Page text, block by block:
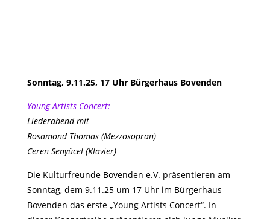
Sonntag, 9.11.25, 17 Uhr Bürgerhaus Bovenden
Young Artists Concert:
Liederabend mit
Rosamond Thomas (Mezzosopran)
Ceren Senyücel (Klavier)
Die Kulturfreunde Bovenden e.V. präsentieren am
Sonntag, dem 9.11.25 um 17 Uhr im Bürgerhaus
Bovenden das erste „Young Artists Concert“. In